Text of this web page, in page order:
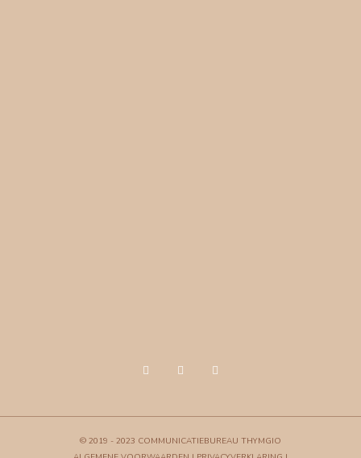
© 2019 - 2023 COMMUNICATIEBUREAU THYMGIO